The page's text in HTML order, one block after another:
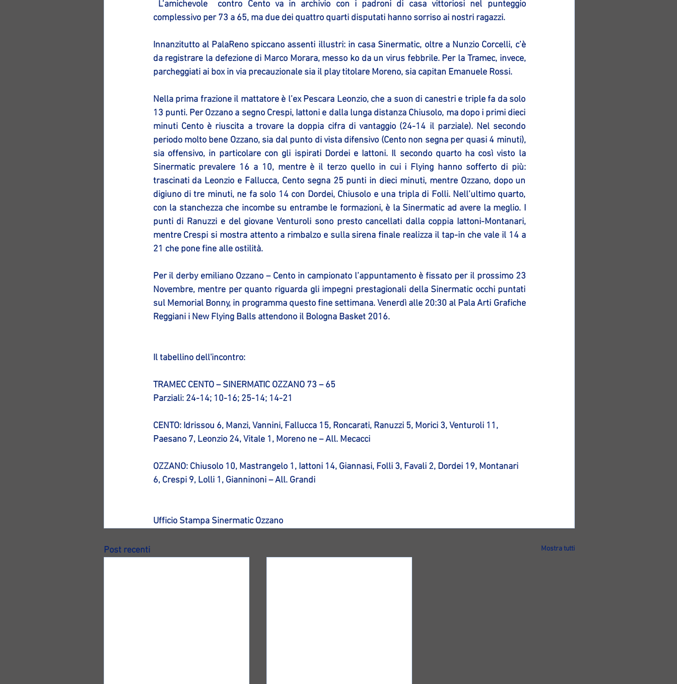
complessivo per 73 a 65, ma due dei quattro quarti disputati hanno sorriso ai nostri ragazzi.
Innanzitutto al PalaReno spiccano assenti illustri: in casa Sinermatic, oltre a Nunzio Corcelli, c’è
da registrare la defezione di Marco Morara, messo ko da un virus febbrile. Per la Tramec, invece,
parcheggiati ai box in via precauzionale sia il play titolare Moreno, sia capitan Emanuele Rossi.
Nella prima frazione il mattatore è l’ex Pescara Leonzio, che a suon di canestri e triple fa da solo
13 punti. Per Ozzano a segno Crespi, Iattoni e dalla lunga distanza Chiusolo, ma dopo i primi dieci
minuti Cento è riuscita a trovare la doppia cifra di vantaggio (24-14 il parziale). Nel secondo
periodo molto bene Ozzano, sia dal punto di vista difensivo (Cento non segna per quasi 4 minuti),
sia offensivo, in particolare con gli ispirati Dordei e Iattoni. Il secondo quarto ha così visto la
Sinermatic prevalere 16 a 10, mentre è il terzo quello in cui i Flying hanno sofferto di più:
trascinati da Leonzio e Fallucca, Cento segna 25 punti in dieci minuti, mentre Ozzano, dopo un
digiuno di tre minuti, ne fa solo 14 con Dordei, Chiusolo e una tripla di Folli. Nell’ultimo quarto,
con la stanchezza che incombe su entrambe le formazioni, è la Sinermatic ad avere la meglio. I
punti di Ranuzzi e del giovane Venturoli sono presto cancellati dalla coppia Iattoni-Montanari,
mentre Crespi si mostra attento a rimbalzo e sulla sirena finale realizza il tap-in che vale il 14 a
21 che pone fine alle ostilità.
Per il derby emiliano Ozzano – Cento in campionato l’appuntamento è fissato per il prossimo 23
Novembre, mentre per quanto riguarda gli impegni prestagionali della Sinermatic occhi puntati
sul Memorial Bonny, in programma questo fine settimana. Venerdì alle 20:30 al Pala Arti Grafiche
Reggiani i New Flying Balls attendono il Bologna Basket 2016.
Il tabellino dell'incontro:
TRAMEC CENTO – SINERMATIC OZZANO 73 – 65
Parziali: 24-14; 10-16; 25-14; 14-21
CENTO: Idrissou 6, Manzi, Vannini, Fallucca 15, Roncarati, Ranuzzi 5, Morici 3, Venturoli 11,
Paesano 7, Leonzio 24, Vitale 1, Moreno ne – All. Mecacci
OZZANO: Chiusolo 10, Mastrangelo 1, Iattoni 14, Giannasi, Folli 3, Favali 2, Dordei 19, Montanari
6, Crespi 9, Lolli 1, Gianninoni – All. Grandi
Ufficio Stampa Sinermatic Ozzano
Post recenti Mostra tutti